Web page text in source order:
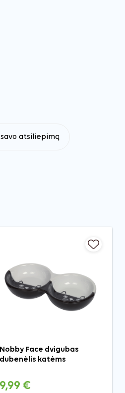
atsiliepimą
Nobby Face dvigubas
dubenėlis katėms
9,99 €